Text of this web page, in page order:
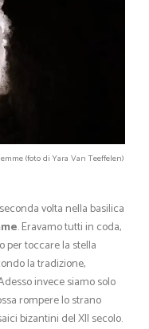
(foto di Yara Van Teeffelen)
volta nella basilica
. Eravamo tutti in coda,
per toccare la stella
la tradizione,
invece siamo solo
rompere lo strano
bizantini del XII secolo.